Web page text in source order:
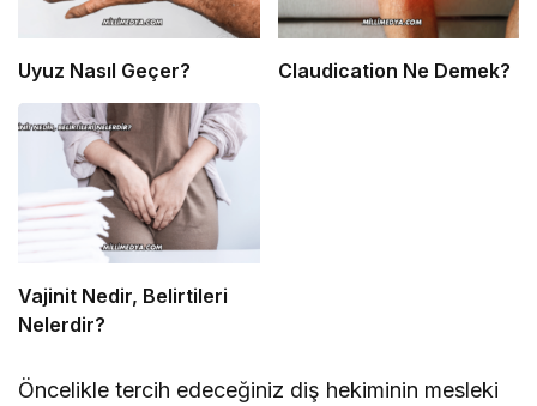
Uyuz Nasıl Geçer? Claudication Ne Demek?
Vajinit Nedir, Belirtileri
Nelerdir?
Öncelikle tercih edeceğiniz diş hekiminin mesleki